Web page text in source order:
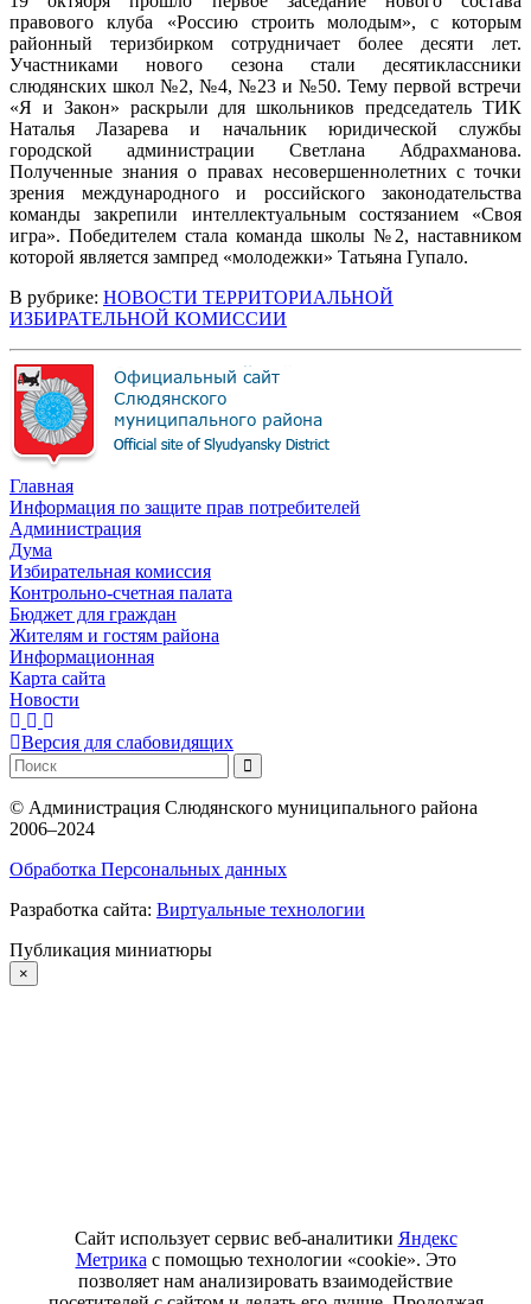
правового клуба «Россию строить молодым», с которым
районный теризбирком сотрудничает более десяти лет.
Участниками нового сезона стали десятиклассники
слюдянских школ №2, №4, №23 и №50. Тему первой встречи
«Я и Закон» раскрыли для школьников председатель ТИК
Наталья Лазарева и начальник юридической службы
городской администрации Светлана Абдрахманова.
Полученные знания о правах несовершеннолетних с точки
зрения международного и российского законодательства
команды закрепили интеллектуальным состязанием «Своя
игра». Победителем стала команда школы №2, наставником
которой является зампред «молодежки» Татьяна Гупало.
В рубрике: НОВОСТИ ТЕРРИТОРИАЛЬНОЙ
ИЗБИРАТЕЛЬНОЙ КОМИССИИ
Главная
Информация по защите прав потребителей
Администрация
Дума
Избирательная комиссия
Контрольно-счетная палата
Бюджет для граждан
Жителям и гостям района
Информационная
Карта сайта
Новости
Версия для слабовидящих
© Администрация Слюдянского муниципального района
2006–2024
Обработка Персональных данных
Разработка сайта: Виртуальные технологии
Публикация миниатюры
×
Сайт использует сервис веб-аналитики Яндекс
Метрика с помощью технологии «cookie». Это
позволяет нам анализировать взаимодействие